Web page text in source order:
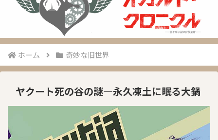
ホーム 奇妙な旧世界
ヤクート死の谷の謎―永久凍土に眠る大鍋